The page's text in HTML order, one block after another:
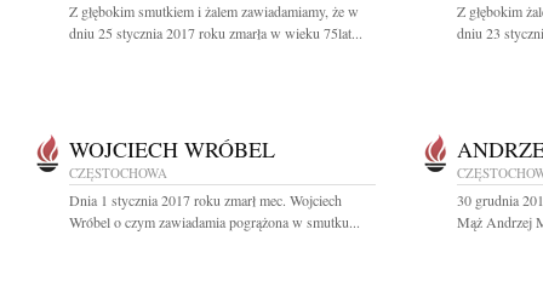
Z głębokim smutkiem i żalem zawiadamiamy, że w
dniu 25 stycznia 2017 roku zmarła w wieku 75lat...
Z głębokim
dniu 23
WOJCIECH WRÓBEL
CZĘSTOCHOWA
Dnia 1 stycznia 2017 roku zmarł mec. Wojciech
Wróbel o czym zawiadamia pogrążona w smutku...
30 grudnia
Mąż Andrzej